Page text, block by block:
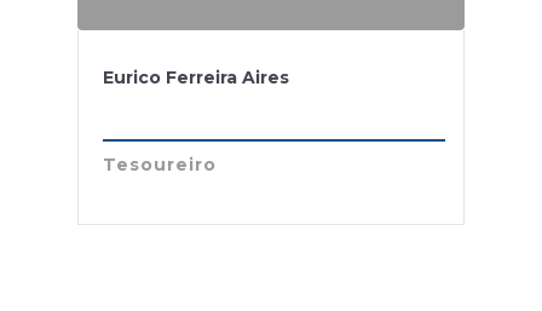
Eurico Ferreira Aires
Tesoureiro